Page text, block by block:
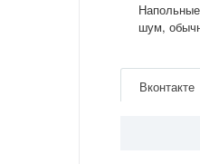
шум,
Материал
Вконтакте